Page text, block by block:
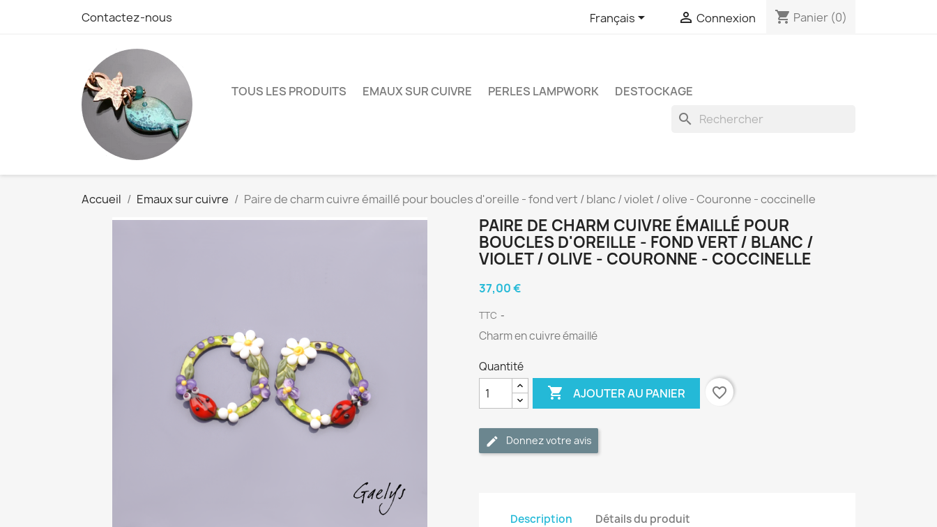
Contactez-nous Français  Connexion shopping_cart Panier (0)
TOUS LES PRODUITS EMAUX SUR CUIVRE PERLES LAMPWORK DESTOCKAGE
search
Accueil Emaux sur cuivre Paire de charm cuivre émaillé pour boucles d'oreille - fond vert / blanc / violet / olive - Couronne - coccinelle
PAIRE DE CHARM CUIVRE ÉMAILLÉ POUR
BOUCLES D'OREILLE - FOND VERT / BLANC /
VIOLET / OLIVE - COURONNE - COCCINELLE
37,00 €
TTC
Charm en cuivre émaillé
Quantité
 AJOUTER AU PANIER favorite_border
Donnez votre avis
Description Détails du produit